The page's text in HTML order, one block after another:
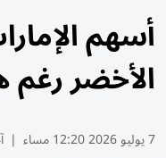
أسهم
الأخضر رغم
7 يوليو 2026 12:20 مساء |